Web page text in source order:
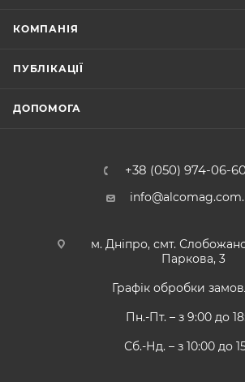
КОМПАНІЯ
ПУБЛІКАЦІЇ
ДОПОМОГА
+38 (050) 974-06-60
м. Дніпро, смт.
Паркова, 3
Графік обробки
Пн.-Пт. – з 9:00 до
Сб.-Нд. – з 10:00 до